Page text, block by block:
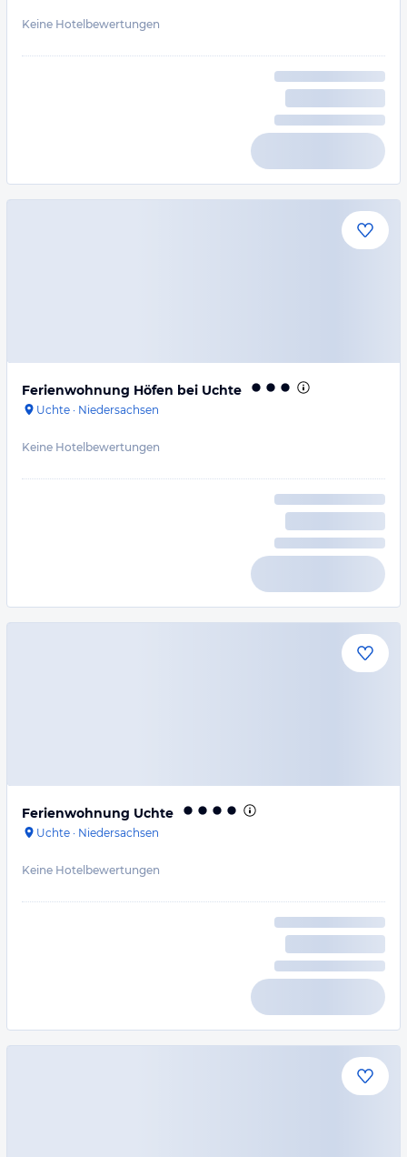
Keine Hotelbewertungen
Ferienwohnung Höfen bei Uchte
Uchte · Niedersachsen
Keine Hotelbewertungen
Ferienwohnung Uchte
Uchte · Niedersachsen
Keine Hotelbewertungen